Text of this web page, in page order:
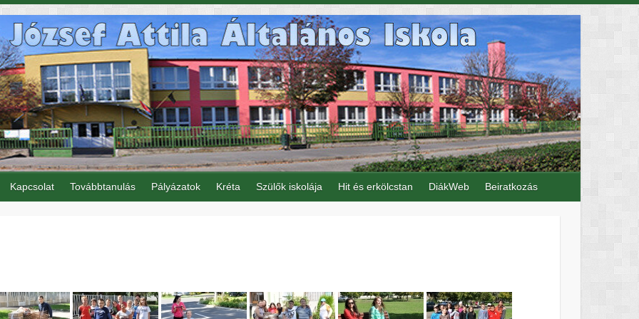
Kapcsolat Továbbtanulás Pályázatok Kréta Szülők iskolája Hit és erkölcstan DiákWeb Beiratkozás